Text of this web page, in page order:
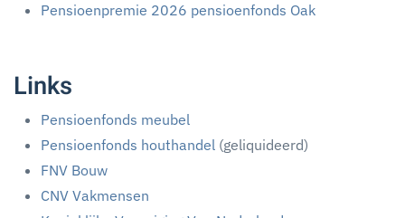
Pensioenpremie 2026 pensioenfonds Oak
Links
Pensioenfonds meubel
Pensioenfonds houthandel (geliquideerd)
FNV Bouw
CNV Vakmensen